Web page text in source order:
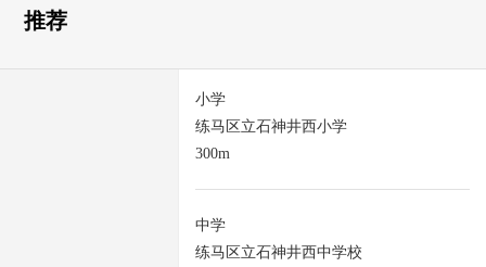
推荐
小学
练马区立石神井西小学
300m
中学
练马区立石神井西中学校